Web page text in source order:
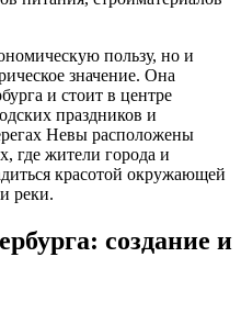
пользу, но и
значение. Она
и стоит в центре
праздников и
Невы расположены
где жители города и
красотой окружающей
реки.
создание и